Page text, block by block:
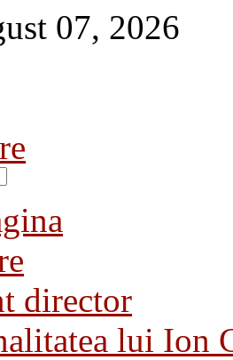
07, 2026
director
lui Ion